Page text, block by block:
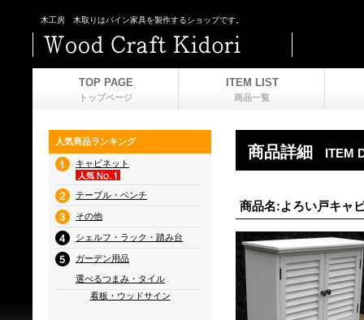
木工房 木取りはパイン家具を製作するショップです。
商品詳細 ITEM
商品名:よろい戸キ
TOP PAGE
トップページ
ITEM LIST
商品一覧
人気商品ランキング
キャビネット
テーブル・ベンチ
その他
シェルフ・ラック・踏み台
ガーデン用品
選べるつまみ・タイル
看板・ウッドサイン